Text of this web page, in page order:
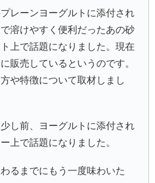
レーンヨーグルトに添付され
溶けやすく便利だったあの砂
上で話題になりました。現在
販売しているというのです。
や特徴について取材しまし
し前、ヨーグルトに添付され
上で話題になりました。
るまでにもう一度味わいた